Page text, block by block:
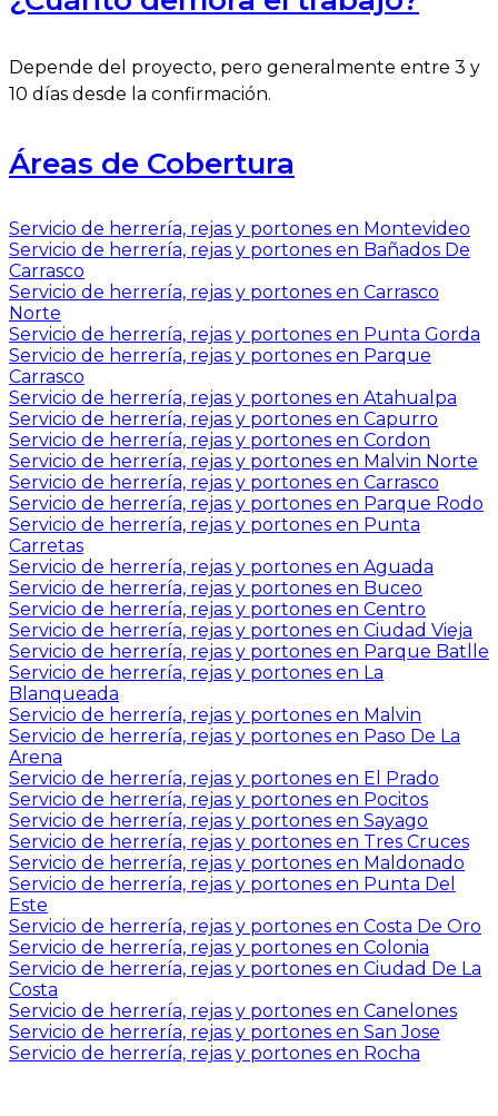
Depende del proyecto, pero generalmente entre 3 y
10 días desde la confirmación.
Áreas de Cobertura
Servicio de herrería, rejas y portones en Montevideo
Servicio de herrería, rejas y portones en Bañados De
Carrasco
Servicio de herrería, rejas y portones en Carrasco
Norte
Servicio de herrería, rejas y portones en Punta Gorda
Servicio de herrería, rejas y portones en Parque
Carrasco
Servicio de herrería, rejas y portones en Atahualpa
Servicio de herrería, rejas y portones en Capurro
Servicio de herrería, rejas y portones en Cordon
Servicio de herrería, rejas y portones en Malvin Norte
Servicio de herrería, rejas y portones en Carrasco
Servicio de herrería, rejas y portones en Parque Rodo
Servicio de herrería, rejas y portones en Punta
Carretas
Servicio de herrería, rejas y portones en Aguada
Servicio de herrería, rejas y portones en Buceo
Servicio de herrería, rejas y portones en Centro
Servicio de herrería, rejas y portones en Ciudad Vieja
Servicio de herrería, rejas y portones en Parque Batlle
Servicio de herrería, rejas y portones en La
Blanqueada
Servicio de herrería, rejas y portones en Malvin
Servicio de herrería, rejas y portones en Paso De La
Arena
Servicio de herrería, rejas y portones en El Prado
Servicio de herrería, rejas y portones en Pocitos
Servicio de herrería, rejas y portones en Sayago
Servicio de herrería, rejas y portones en Tres Cruces
Servicio de herrería, rejas y portones en Maldonado
Servicio de herrería, rejas y portones en Punta Del
Este
Servicio de herrería, rejas y portones en Costa De Oro
Servicio de herrería, rejas y portones en Colonia
Servicio de herrería, rejas y portones en Ciudad De La
Costa
Servicio de herrería, rejas y portones en Canelones
Servicio de herrería, rejas y portones en San Jose
Servicio de herrería, rejas y portones en Rocha